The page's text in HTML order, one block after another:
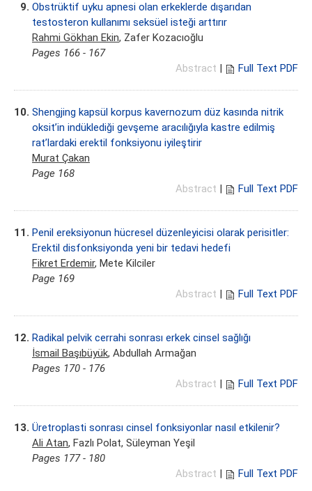
9. Obstrüktif uyku apnesi olan erkeklerde dışarıdan
testosteron kullanımı seksüel isteği arttırır
Rahmi Gökhan Ekin, Zafer Kozacıoğlu
Pages 166 - 167
Abstract
Full Text PDF
10. Shengjing kapsül korpus kavernozum düz kasında nitrik
oksit’in indüklediği gevşeme aracılığıyla kastre edilmiş
rat’lardaki erektil fonksiyonu iyileştirir
Murat Çakan
Page 168
Abstract
Full Text PDF
11. Penil ereksiyonun hücresel düzenleyicisi olarak perisitler:
Erektil disfonksiyonda yeni bir tedavi hedefi
Fikret Erdemir, Mete Kilciler
Page 169
Abstract
Full Text PDF
12. Radikal pelvik cerrahi sonrası erkek cinsel sağlığı
İsmail Başıbüyük, Abdullah Armağan
Pages 170 - 176
Abstract
Full Text PDF
13. Üretroplasti sonrası cinsel fonksiyonlar nasıl etkilenir?
Ali Atan, Fazlı Polat, Süleyman Yeşil
Pages 177 - 180
Abstract
Full Text PDF